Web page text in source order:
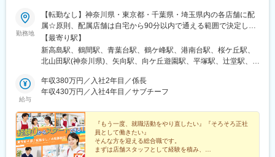
勤務地
【転勤なし】神奈川県・東京都・千葉県・埼玉県内の各店舗に配
属☆原則、配属店舗は自宅から90分以内で通える範囲で決定しま
す（転居を伴う異動無し）。なお、希望があれば転居を伴う異動
（関東・関西）を検討する場合もございます。※転居を伴う異動の
場合、諸費用は会社負担（社内規定有）【本社】神奈川県横浜市
子市、相模原市、大和市、伊勢原市、厚木市、平塚市【東京都】
大田区、品川区、世田谷区、渋谷区、板橋区、北区、足立区、杉
川市、三鷹市、小金井市、国分寺市、八王子市、清瀬市、狛江
市、昭島市、調布市、武蔵野市【千葉県】千葉市、船橋市、浦安
市、市川市、習志野市、佐倉市、八千代市【埼玉県】さいたま
市、川口市、川越市、草加市、戸田市、三郷市、所沢市、新座市
【最寄り駅】
新高島駅、鶴間駅、青葉台駅、鶴ケ峰駅、港南台駅、桜ケ丘駅、
北山田駅(神奈川県)、矢向駅、向ケ丘遊園駅、平塚駅、辻堂駅、宮
中華街駅、伊勢原駅、山手駅、新子安駅、三ツ境駅、金沢文庫
駅、南橋本駅、新杉田駅、湘南台駅、藤沢駅、川和町駅、上溝
駅、高座渋谷駅、踊場駅、相模原駅、生田駅(神奈川県)、長津田
駅、逗子駅、並木北駅、上大岡駅、港町駅、高田駅(神奈川県)、セ
ンター南駅、古淵駅、都筑ふれあいの丘駅、小岩駅、立会川駅、
大泉学園駅、綾瀬駅、上井草駅、東雲駅(東京都)、馬喰横山駅、板
給与
年収380万円／入社2年目／係長
年収430万円／入社4年目／サブチーフ
『もう一度、就職活動をやり直したい』『そろそろ正社
員として働きたい』
そんな方を迎える総合職です。
まずは店舗スタッフとして経験を積み、